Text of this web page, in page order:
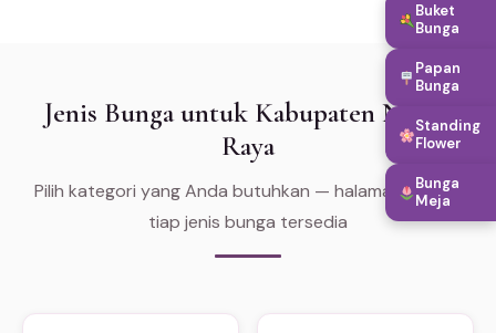
Jenis Bunga untuk Kabupaten Nagan
Raya
Pilih kategori yang Anda butuhkan — halaman khusus
tiap jenis bunga tersedia
Buket
Bunga
Papan
Bunga
Standing
Flower
Bunga
Meja